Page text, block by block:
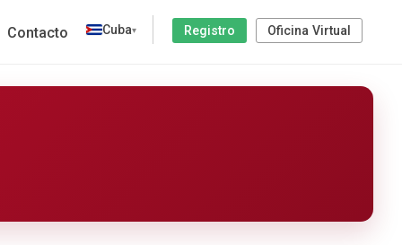
Registro Oficina Virtual
Contacto Cuba▾